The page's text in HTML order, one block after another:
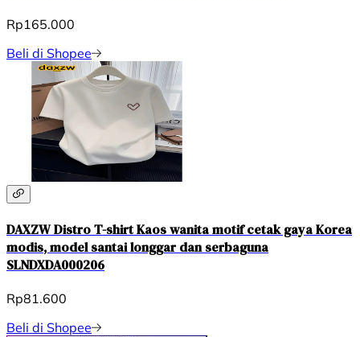
Rp165.000
Beli di Shopee
DAXZW Distro T-shirt Kaos wanita motif cetak gaya Korea
modis, model santai longgar dan serbaguna
SLNDXDA000206
Rp81.600
Beli di Shopee